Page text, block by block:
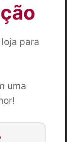
para
uma